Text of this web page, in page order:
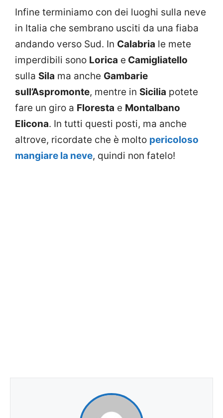
Infine terminiamo con dei luoghi sulla neve
in Italia che sembrano usciti da una fiaba
andando verso Sud. In Calabria le mete
imperdibili sono Lorica e Camigliatello
sulla Sila ma anche Gambarie
sull’Aspromonte, mentre in Sicilia potete
fare un giro a Floresta e Montalbano
Elicona. In tutti questi posti, ma anche
altrove, ricordate che è molto pericoloso
mangiare la neve, quindi non fatelo!